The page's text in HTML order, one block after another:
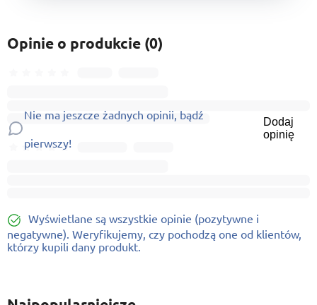
Opinie o produkcie (0)
Nie ma jeszcze żadnych opinii, bądź
pierwszy!
Dodaj
opinię
Wyświetlane są wszystkie opinie (pozytywne i
negatywne). Weryfikujemy, czy pochodzą one od klientów,
którzy kupili dany produkt.